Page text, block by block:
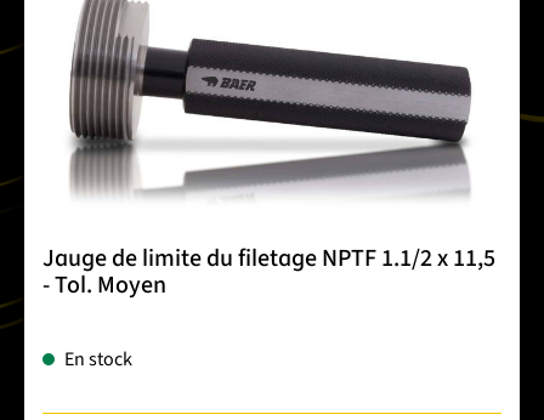
Jauge de limite du filetage NPTF 1.1/2 x 11,5
- Tol. Moyen
En stock